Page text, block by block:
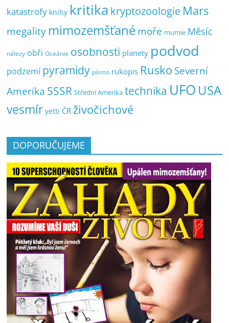
katastrofy knihy kritika kryptozoologie Mars
megality mimozemšťanémoře mumie Měsíc
nálezy obři Oceánie osobnosti planety podvod
podzemí pyramidy písmo rukopis Rusko Severní
Amerika SSSR Střední Amerika technika UFO USA
vesmír yetti ČR živočichové
DOPORUČUJEME